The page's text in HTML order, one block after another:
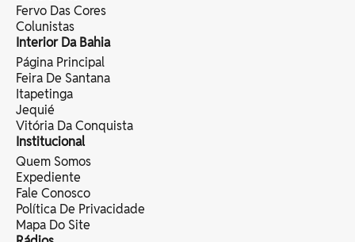
Fervo Das Cores
Colunistas
Interior Da Bahia
Página Principal
Feira De Santana
Itapetinga
Jequié
Vitória Da Conquista
Institucional
Quem Somos
Expediente
Fale Conosco
Política De Privacidade
Mapa Do Site